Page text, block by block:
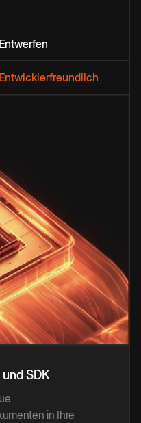
Entwerfen
Entwicklerfreundlich
SDK
in Ihre